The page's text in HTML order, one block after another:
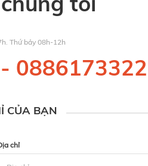
Thứ bảy 08h-12h
- 0886173322
CỦA BẠN
chỉ